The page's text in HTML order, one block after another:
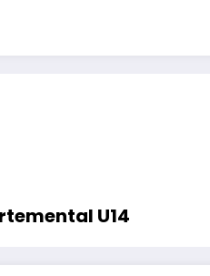
U14